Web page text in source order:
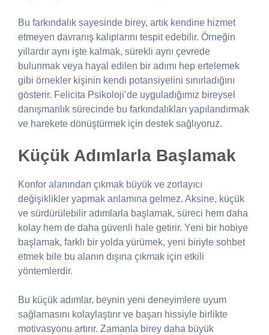
Bu farkındalık sayesinde birey, artık kendine hizmet
etmeyen davranış kalıplarını tespit edebilir. Örneğin
yıllardır aynı işte kalmak, sürekli aynı çevrede
bulunmak veya hayal edilen bir adımı hep ertelemek
gibi örnekler kişinin kendi potansiyelini sınırladığını
gösterir. Felicita Psikoloji’de uyguladığımız bireysel
danışmanlık sürecinde bu farkındalıkları yapılandırmak
ve harekete dönüştürmek için destek sağlıyoruz.
Küçük Adımlarla Başlamak
Konfor alanından çıkmak büyük ve zorlayıcı
değişiklikler yapmak anlamına gelmez. Aksine, küçük
ve sürdürülebilir adımlarla başlamak, süreci hem daha
kolay hem de daha güvenli hale getirir. Yeni bir hobiye
başlamak, farklı bir yolda yürümek, yeni biriyle sohbet
etmek bile bu alanın dışına çıkmak için etkili
yöntemlerdir.
Bu küçük adımlar, beynin yeni deneyimlere uyum
sağlamasını kolaylaştırır ve başarı hissiyle birlikte
motivasyonu artırır. Zamanla birey daha büyük